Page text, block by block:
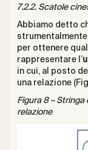
7.2.2. Scatole
Abbiamo detto
per ottenere
rappresentare l’
in cui, al posto
una relazione
Figura 8 – Stringa
relazione